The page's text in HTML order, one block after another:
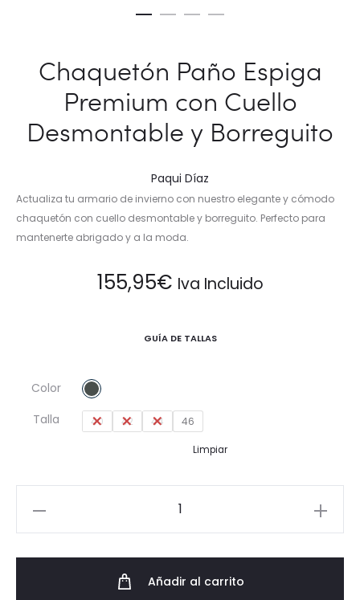
Chaquetón Paño Espiga
Premium con Cuello
Desmontable y Borreguito
Paqui Díaz
Actualiza tu armario de invierno con nuestro elegante y cómodo
chaquetón con cuello desmontable y borreguito. Perfecto para
mantenerte abrigado y a la moda.
155,95€ Iva Incluido
GUÍA DE TALLAS
Color
Talla
40 42 44 46
Limpiar
Añadir al carrito